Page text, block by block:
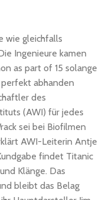
wie gleichfalls
Ingenieure kamen
as part of 15 solange
abhanden
des
(AWI) für jedes
sei bei Biofilmen
AWI-Leiterin Antje
findet Titanic
Klänge. Das
bleibt das Belag